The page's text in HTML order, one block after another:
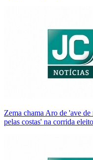
Zema chama Aro de 'ave
pelas costas' na corrida